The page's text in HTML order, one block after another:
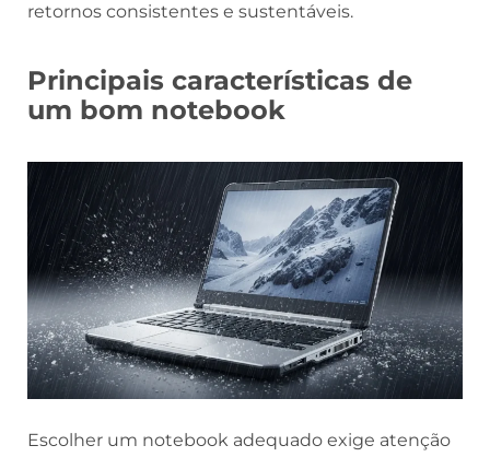
retornos consistentes e sustentáveis.
Principais características de
um bom notebook
Escolher um notebook adequado exige atenção